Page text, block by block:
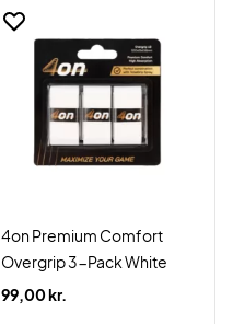
4on Premium Comfort
Overgrip 3-Pack White
99,00 kr.